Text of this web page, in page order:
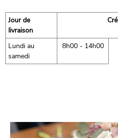
Jour de
livraison
Lundi au
samedi
8h00 - 14h00